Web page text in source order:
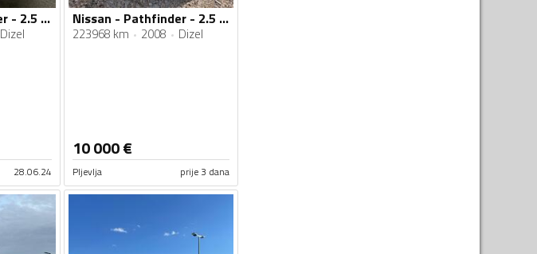
Nissan - Pathfinder - 2.5 DCI
Dizel
28.06.24
Nissan - Pathfinder - 2.5 dci
223968 km 2008 Dizel
10 000€
Pljevlja prije 3 dana